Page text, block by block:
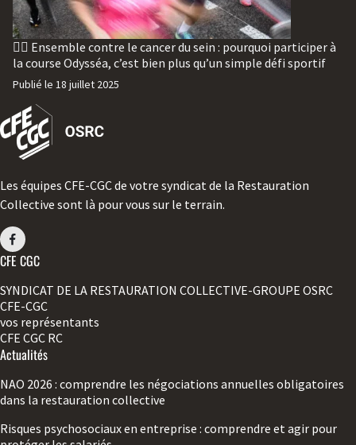
🏃‍♀️ Ensemble contre le cancer du sein : pourquoi participer à
la course Odysséa, c’est bien plus qu’un simple défi sportif
Publié le 18 juillet 2025
Les équipes CFE-CGC de votre syndicat de la Restauration
Collective sont là pour vous sur le terrain.
CFE CGC
SYNDICAT DE LA RESTAURATION COLLECTIVE-GROUPE OSRC
CFE-CGC
vos représentants
CFE CGC RC
Actualités
NAO 2026 : comprendre les négociations annuelles obligatoires
dans la restauration collective
Risques psychosociaux en entreprise : comprendre et agir pour